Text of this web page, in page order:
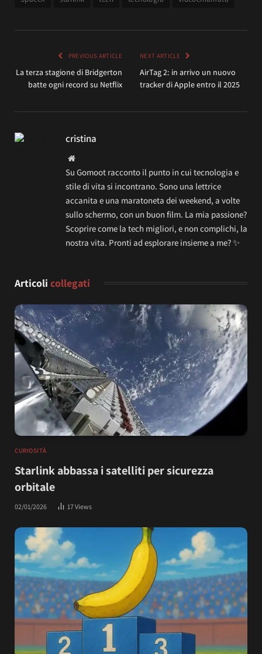
PREVIOUS ARTICLE
La terza stagione di Bridgerton
batte ogni record su Netflix
NEXT ARTICLE
AirTag 2: in arrivo un nuovo
tracker di Apple entro il 2025
cristina
Website
Su Gomoot racconto il punto in cui tecnologia e
stile di vita si incontrano. Sono una lettrice
accanita e una maratoneta dei weekend, a volte
sullo schermo, con un buon film. La mia passione?
Scoprire come la tech migliori, e non complichi, la
nostra vita. Pronti ad esplorare insieme a me? ✨
Articoli collegati
CURIOSITÀ
Starlink abbassa i satelliti per sicurezza
orbitale
02/01/2026 17Views